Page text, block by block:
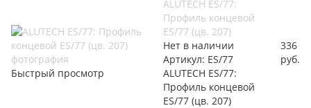
Быстрый просмотр
ALUTECH ES/77:
Профиль концевой
ES/77 (цв. 207)
Нет в наличии
Артикул: ES/77
ALUTECH ES/77:
Профиль концевой
ES/77 (цв. 207)
336
руб.